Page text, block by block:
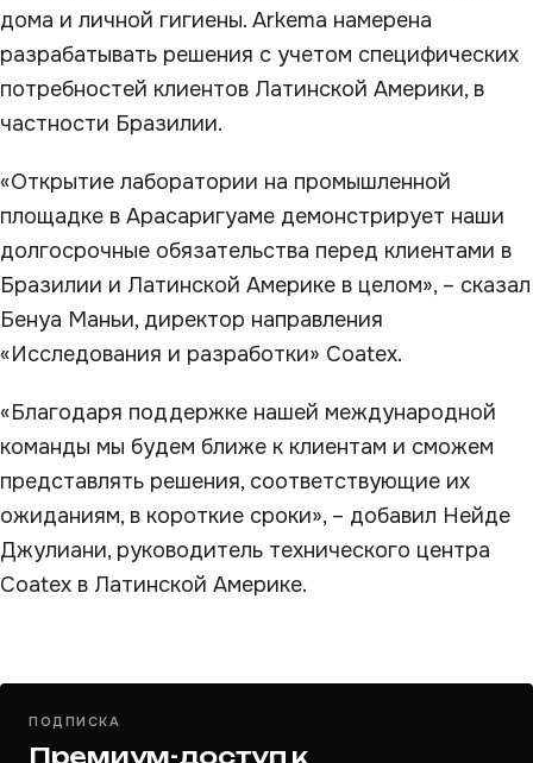
дома и личной гигиены. Arkema намерена
разрабатывать решения с учетом специфических
потребностей клиентов Латинской Америки, в
частности Бразилии.
«Открытие лаборатории на промышленной
площадке в Арасаригуаме демонстрирует наши
долгосрочные обязательства перед клиентами в
Бразилии и Латинской Америке в целом», – сказал
Бенуа Маньи, директор направления
«Исследования и разработки» Coatex.
«Благодаря поддержке нашей международной
команды мы будем ближе к клиентам и сможем
представлять решения, соответствующие их
ожиданиям, в короткие сроки», – добавил Нейде
Джулиани, руководитель технического центра
Coatex в Латинской Америке.
ПОДПИСКА
Премиум-доступ к